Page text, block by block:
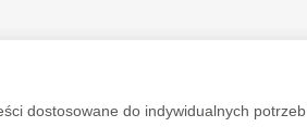
dostosowane do indywidualnych potrzeb